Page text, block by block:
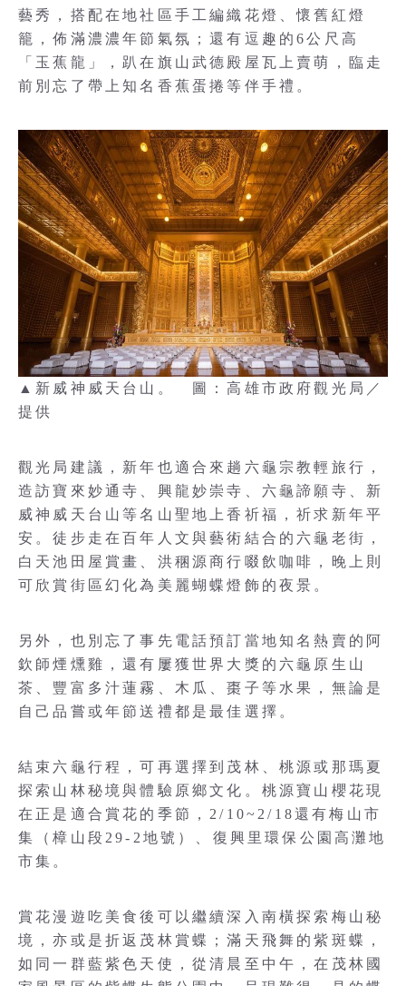
藝秀，搭配在地社區手工編織花燈、懷舊紅燈
籠，佈滿濃濃年節氣氛；還有逗趣的6公尺高
「玉蕉龍」，趴在旗山武德殿屋瓦上賣萌，臨走
前別忘了帶上知名香蕉蛋捲等伴手禮。
▲新威神威天台山。 圖：高雄市政府觀光局／
提供
觀光局建議，新年也適合來趟六龜宗教輕旅行，
造訪寶來妙通寺、興龍妙崇寺、六龜諦願寺、新
威神威天台山等名山聖地上香祈福，祈求新年平
安。徒步走在百年人文與藝術結合的六龜老街，
白天池田屋賞畫、洪稛源商行啜飲咖啡，晚上則
可欣賞街區幻化為美麗蝴蝶燈飾的夜景。
另外，也別忘了事先電話預訂當地知名熱賣的阿
欽師煙燻雞，還有屢獲世界大獎的六龜原生山
茶、豐富多汁蓮霧、木瓜、棗子等水果，無論是
自己品嘗或年節送禮都是最佳選擇。
結束六龜行程，可再選擇到茂林、桃源或那瑪夏
探索山林秘境與體驗原鄉文化。桃源寶山櫻花現
在正是適合賞花的季節，2/10~2/18還有梅山市
集（樟山段29-2地號）、復興里環保公園高灘地
市集。
賞花漫遊吃美食後可以繼續深入南橫探索梅山秘
境，亦或是折返茂林賞蝶；滿天飛舞的紫斑蝶，
如同一群藍紫色天使，從清晨至中午，在茂林國